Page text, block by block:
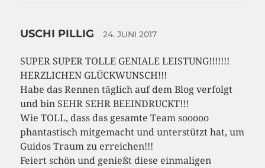
USCHI PILLIG 24. JUNI 2017
SUPER SUPER TOLLE GENIALE LEISTUNG!!!!!!!
HERZLICHEN GLÜCKWUNSCH!!!
Habe das Rennen täglich auf dem Blog verfolgt
und bin SEHR SEHR BEEINDRUCKT!!!
Wie TOLL, dass das gesamte Team sooooo
phantastisch mitgemacht und unterstützt hat, um
Guidos Traum zu erreichen!!!
Feiert schön und genießt diese einmaligen